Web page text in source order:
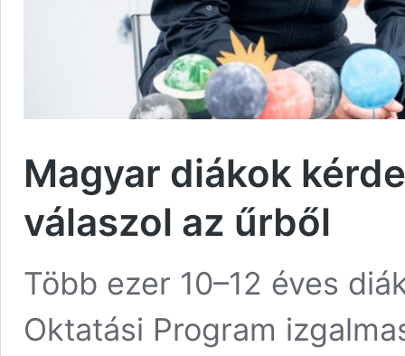
Magyar diákok
válaszol az űrből
Több ezer 10–12 éves
Oktatási Program